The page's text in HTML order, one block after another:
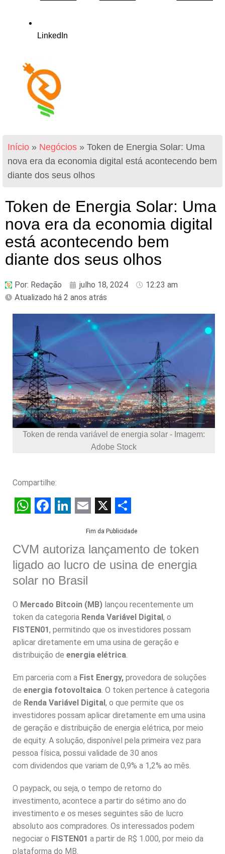
LinkedIn
Início » Negócios » Token de Energia Solar: Uma
nova era da economia digital está acontecendo bem
diante dos seus olhos
Token de Energia Solar: Uma
nova era da economia digital
está acontecendo bem
diante dos seus olhos
Por: Redação julho 18, 2024
12:23 am
Atualizado há 2 anos atrás
Token de renda variável de energia solar - Imagem:
Adobe Stock
Compartilhe:
a
t
s
A
p
p
c
e
b
o
o
k
n
k
e
d
I
n
m
a
i
l
h
a
r
Fim da Publicidade
CVM autoriza lançamento de token
ligado ao lucro de usina de energia
solar no Brasil
O Mercado Bitcoin (MB) lançou recentemente um
token da categoria Renda Variável Digital, o
FISTEN01, permitindo que os investidores possam
aplicar diretamente em uma usina de geração e
distribuição de energia elétrica.
Em parceria com a Fist Energy, provedora de soluções
de energia fotovoltaica. O token pertence à categoria
de Renda Variável Digital, o que permite que os
investidores possam aplicar diretamente em uma usina
de geração e distribuição de energia elétrica, por meio
de equity. A solução, disponível pela primeira vez para
pessoa física, possui validade de 30 anos
com dividendos que variam de 0,9% a 1,2% ao mês.
O paypack, ou seja, o tempo de retorno do
investimento, acontece a partir do sétimo ano do
investimento e os meses seguintes são de lucro
absoluto aos compradores. Os interessados podem
negociar o FISTEN01 a partir de R$ 1.000, por meio da
plataforma do MB.